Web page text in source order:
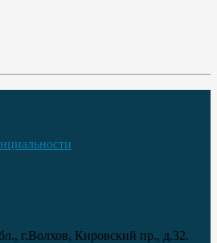
г.Волхов, Кировский пр., д.32.